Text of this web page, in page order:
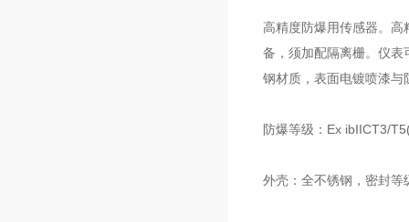
高精度防爆用传感器。
备，须加配隔离栅。仪
钢材质，表面电镀喷漆
防爆等级：Ex ibIICT3/
外壳：全不锈钢，密封等